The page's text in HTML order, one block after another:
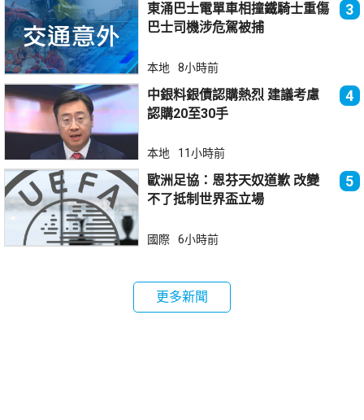
東涌巴士電單車相撞鐵騎士重傷
巴士司機涉危駕被捕
3
本地 8小時前
中銀料銀債認購熱烈 建議考慮
認購20至30手
4
本地 11小時前
歐洲足協：恩芬天奴道歉 改變
不了抵制世界盃立場
5
國際 6小時前
更多新聞